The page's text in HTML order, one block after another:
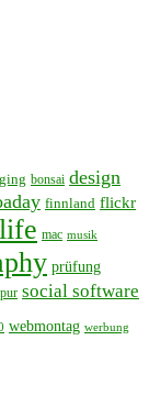
bonsai design
finnland flickr
life mac musik
prüfung
social software
webmontag werbung